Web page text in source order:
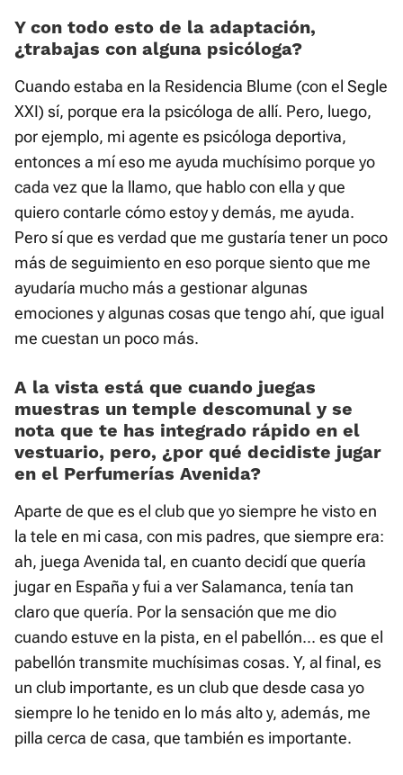
Y con todo esto de la adaptación,
¿trabajas con alguna psicóloga?
Cuando estaba en la Residencia Blume (con el Segle
XXI) sí, porque era la psicóloga de allí. Pero, luego,
por ejemplo, mi agente es psicóloga deportiva,
entonces a mí eso me ayuda muchísimo porque yo
cada vez que la llamo, que hablo con ella y que
quiero contarle cómo estoy y demás, me ayuda.
Pero sí que es verdad que me gustaría tener un poco
más de seguimiento en eso porque siento que me
ayudaría mucho más a gestionar algunas
emociones y algunas cosas que tengo ahí, que igual
me cuestan un poco más.
A la vista está que cuando juegas
muestras un temple descomunal y se
nota que te has integrado rápido en el
vestuario, pero, ¿por qué decidiste jugar
en el Perfumerías Avenida?
Aparte de que es el club que yo siempre he visto en
la tele en mi casa, con mis padres, que siempre era:
ah, juega Avenida tal, en cuanto decidí que quería
jugar en España y fui a ver Salamanca, tenía tan
claro que quería. Por la sensación que me dio
cuando estuve en la pista, en el pabellón... es que el
pabellón transmite muchísimas cosas. Y, al final, es
un club importante, es un club que desde casa yo
siempre lo he tenido en lo más alto y, además, me
pilla cerca de casa, que también es importante.